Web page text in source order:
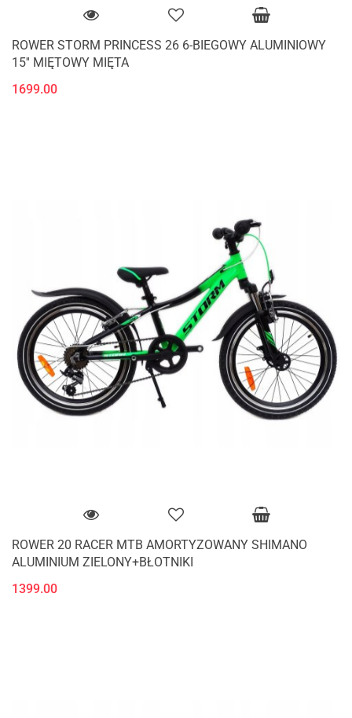
ROWER STORM PRINCESS 26 6-BIEGOWY ALUMINIOWY
15'' MIĘTOWY MIĘTA
1699.00
ROWER 20 RACER MTB AMORTYZOWANY SHIMANO
ALUMINIUM ZIELONY+BŁOTNIKI
1399.00